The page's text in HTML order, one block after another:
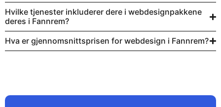
Hvilke tjenester inkluderer dere i webdesignpakkene
deres i Fannrem?
Hva er gjennomsnittsprisen for webdesign i Fannrem?